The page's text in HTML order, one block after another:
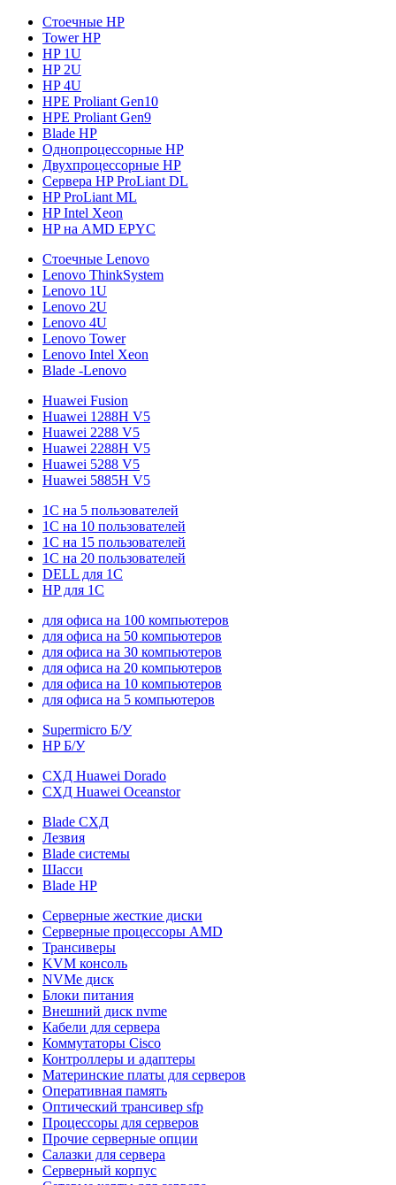
Стоечные HP
Tower HP
HP 1U
HP 2U
HP 4U
HPE Proliant Gen10
HPE Proliant Gen9
Blade HP
Однопроцессорные HP
Двухпроцессорные HP
Сервера HP ProLiant DL
HP ProLiant ML
HP Intel Xeon
HP на AMD EPYC
Стоечные Lenovo
Lenovo ThinkSystem
Lenovo 1U
Lenovo 2U
Lenovo 4U
Lenovo Tower
Lenovo Intel Xeon
Blade -Lenovo
Huawei Fusion
Huawei 1288H V5
Huawei 2288 V5
Huawei 2288H V5
Huawei 5288 V5
Huawei 5885H V5
1С на 5 пользователей
1С на 10 пользователей
1С на 15 пользователей
1С на 20 пользователей
DELL для 1С
HP для 1С
для офиса на 100 компьютеров
для офиса на 50 компьютеров
для офиса на 30 компьютеров
для офиса на 20 компьютеров
для офиса на 10 компьютеров
для офиса на 5 компьютеров
Supermicro Б/У
HP Б/У
СХД Huawei Dorado
СХД Huawei Oceanstor
Blade СХД
Лезвия
Blade системы
Шасси
Blade HP
Серверные жесткие диски
Серверные процессоры AMD
Трансиверы
KVM консоль
NVMe диск
Блоки питания
Внешний диск nvme
Кабели для сервера
Коммутаторы Cisco
Контроллеры и адаптеры
Материнские платы для серверов
Оперативная память
Оптический трансивер sfp
Процессоры для серверов
Прочие серверные опции
Салазки для сервера
Серверный корпус